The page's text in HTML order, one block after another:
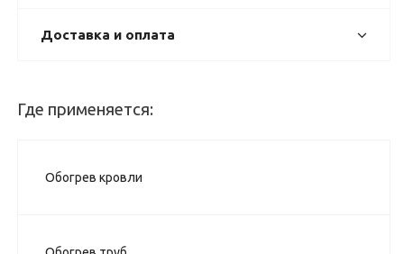
Доставка и оплата
Где применяется:
Обогрев кровли